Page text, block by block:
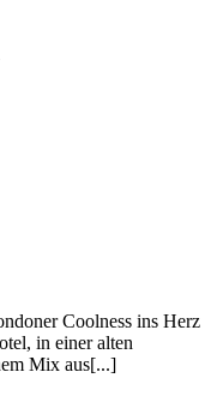
Coolness ins Herz
in einer alten
Mix aus[...]